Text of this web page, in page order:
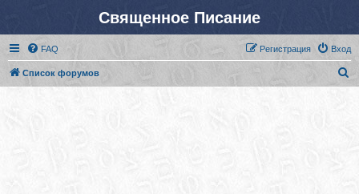
Священное Писание
FAQ Вход
Регистрация
Список форумов